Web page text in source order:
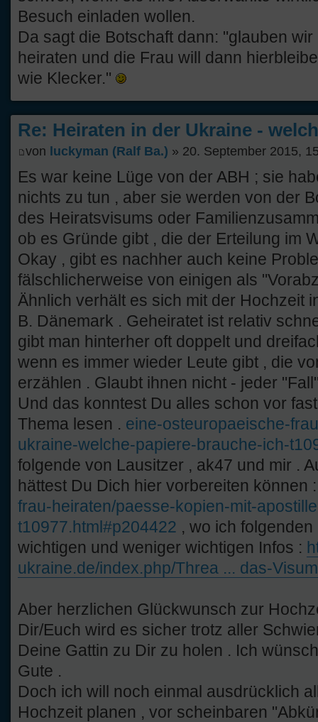
Besuch einladen wollen.
Da sagt die Botschaft dann: "glauben
heiraten und die Frau will dann
wie Klecker."
Re: Heiraten in der Ukraine -
von luckyman (Ralf Ba.) » 20. September 2015,
Es war keine Lüge von der ABH ; sie
nichts zu tun , aber sie werden von der
des Heiratsvisums oder
ob es Gründe gibt , die der Erteilung im
Okay , gibt es nachher auch keine
fälschlicherweise von einigen als
Ähnlich verhält es sich mit der Hochzeit
B. Dänemark . Geheiratet ist relativ
gibt man hinterher oft doppelt und
wenn es immer wieder Leute gibt , die
erzählen . Glaubt ihnen nicht - jeder
Und das konntest Du alles schon vor
Thema lesen . eine-osteuropaeische-
ukraine-welche-papiere-brauche-ich-
folgende von Lausitzer , ak47 und mir .
hättest Du Dich hier vorbereiten können
frau-heiraten/paesse-kopien-mit-
t10977.html#p204422 , wo ich
wichtigen und weniger wichtigen Infos :
ukraine.de/index.php/Threa ... das-
Aber herzlichen Glückwunsch zur
Dir/Euch wird es sicher trotz aller
Deine Gattin zu Dir zu holen . Ich
Gute .
Doch ich will noch einmal ausdrücklich
Hochzeit planen , vor scheinbaren